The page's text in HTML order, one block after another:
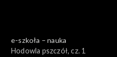
e-szkoła – nauka
Hodowla pszczół, cz. 1